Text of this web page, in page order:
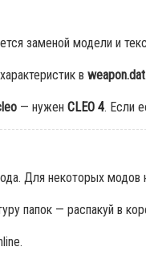
заменой модели и
в weapon.dat
— нужен CLEO 4. Если
Для некоторых
папок — распакуй в